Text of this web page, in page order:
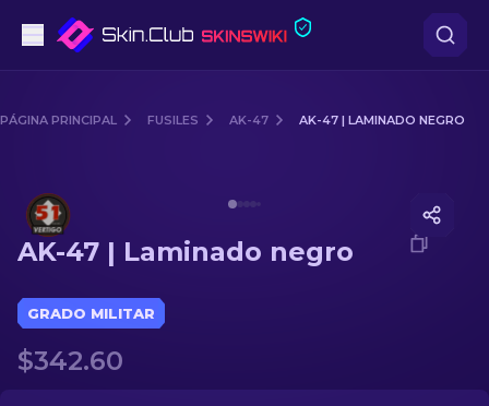
Fusiles
Fusiles de Francotirador
Cuchillos
Guantes
PÁGINA PRINCIPAL FUSILES AK-47 AK-47 | LAMINADO NEGRO
AK-47 | Laminado negro
GRADO MILITAR
$342.60